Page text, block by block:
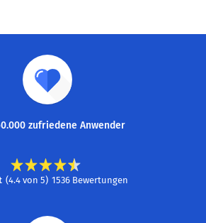
zufriedene Anwender
(4.4 von 5) 1536 Bewertungen